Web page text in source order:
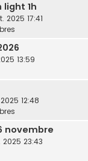
1h
2025 17:41
13:59
12:48
novembre
2025 23:43